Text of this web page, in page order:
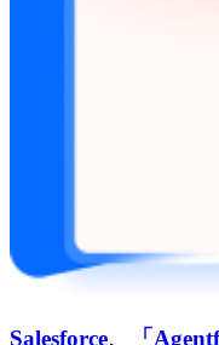
Salesforce、「